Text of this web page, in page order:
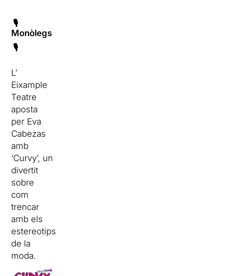
🎙
Monòlegs
🎙
L’
Eixample
Teatre
aposta
per Eva
Cabezas
amb
‘Curvy’, un
divertit
sobre
com
trencar
amb els
estereotips
de la
moda.